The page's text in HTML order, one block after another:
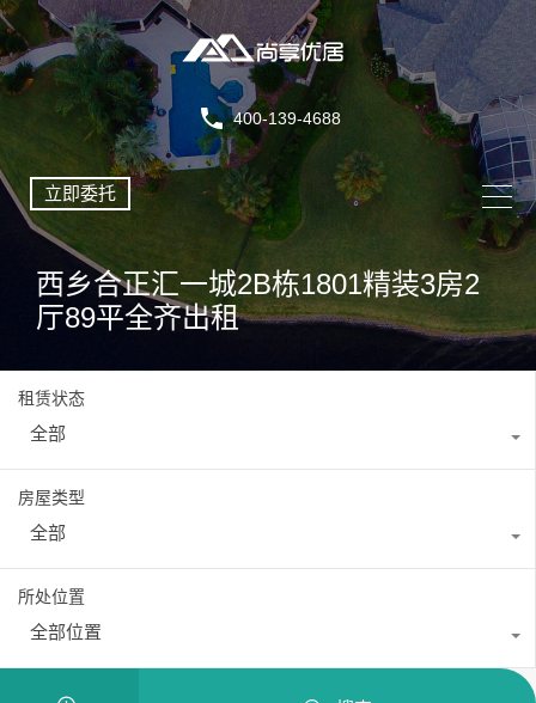
400-139-4688
立即委托
西乡合正汇一城2B栋1801精装3房2
厅89平全齐出租
租赁状态
全部
房屋类型
全部
所处位置
全部位置